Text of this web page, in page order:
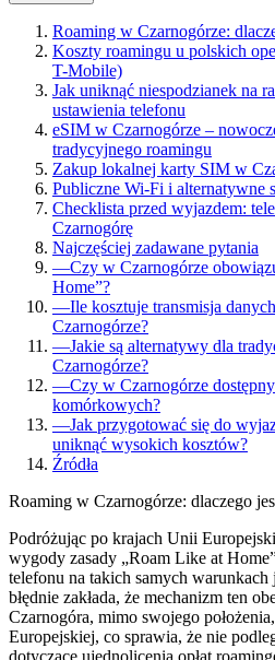
Roaming w Czarnogórze:
Koszty roamingu u polskich
T-Mobile)
Jak uniknąć niespodzianek na
ustawienia telefonu
eSIM w Czarnogórze –
tradycyjnego roamingu
Zakup lokalnej karty SIM w
Publiczne Wi-Fi i alternatywne
Checklista przed wyjazdem:
Czarnogórę
Najczęściej zadawane pytania
—Czy w Czarnogórze
Home”?
—Ile kosztuje transmisja
Czarnogórze?
—Jakie są alternatywy dla
Czarnogórze?
—Czy w Czarnogórze
komórkowych?
—Jak przygotować się do
uniknąć wysokich kosztów?
Źródła
Roaming w Czarnogórze: dlaczego
Podróżując po krajach Unii
wygody zasady „Roam Like at
telefonu na takich samych
błędnie zakłada, że mechanizm ten
Czarnogóra, mimo swojego
Europejskiej, co sprawia, że nie
dotyczące ujednolicenia opłat